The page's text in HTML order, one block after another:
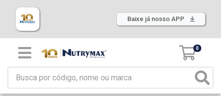
Baixe já nosso APP
0